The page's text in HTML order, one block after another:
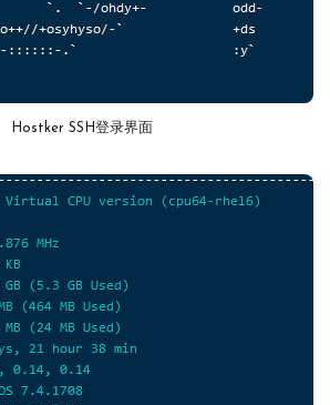
Hostker SSH登录界面